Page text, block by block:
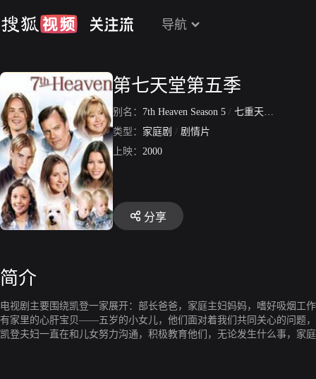
导航
第七天堂第五季
别名： 7th Heaven Season 5 / 七重天第5季
类型： 家庭剧 / 剧情片
上映： 2000
分享
简介
电视剧主要围绕凯登一家展开：部长爸爸，家庭主妇妈妈，嗜好吸烟工
有家里的心肝宝贝——五岁的小女儿，他们面对着我们共同关心的问题
凯登夫妇一直在和儿女努力沟通，积极教育他们，无论发生什么事，家